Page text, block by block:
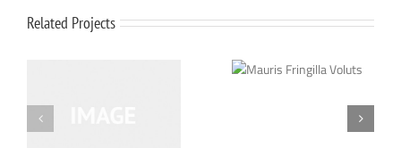
Related Projects
Proin Sodales